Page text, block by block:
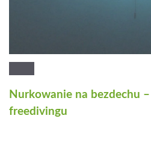
Nurkowanie na bezdechu
freedivingu